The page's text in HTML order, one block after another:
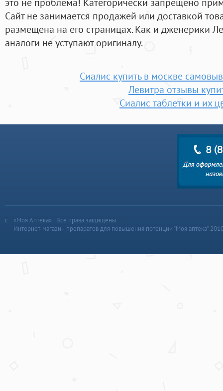
Сайт не занимается продажей или доставкой
размещена на его страницах. Как и дженерики
аналоги не уступают оригиналу.
Сиалис купить в москве
Левитра отзывы
Сиалис таблетки и их
«Моя Аптека» | Все права защищены
Интернет-магазин препаратов для повышения потенции “Моя аптека”